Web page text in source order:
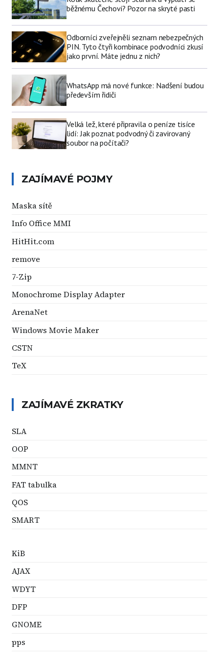
běžnému Čechovi? Pozor na skryté pasti
Odborníci zveřejněli seznam nebezpečných
PIN. Tyto čtyři kombinace podvodníci zkusí
jako první. Máte jednu z nich?
WhatsApp má nové funkce: Nadšení budou
především řidiči
Velká lež, které připravila o peníze tisíce
lidí: Jak poznat podvodný či zavirovaný
soubor na počítači?
ZAJÍMAVÉ POJMY
Maska sítě
Info Office MMI
HitHit.com
remove
7-Zip
Monochrome Display Adapter
ArenaNet
Windows Movie Maker
CSTN
TeX
ZAJÍMAVÉ ZKRATKY
SLA
OOP
MMNT
FAT tabulka
QOS
SMART
KiB
AJAX
WDYT
DFP
GNOME
pps